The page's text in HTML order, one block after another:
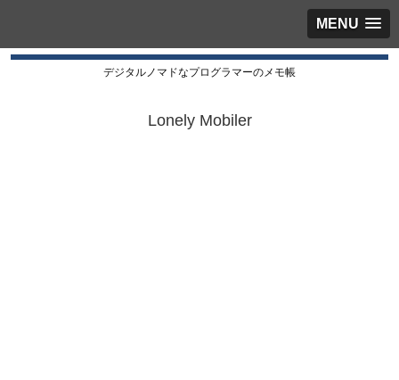
MENU
デジタルノマドなプログラマーのメモ帳
Lonely Mobiler